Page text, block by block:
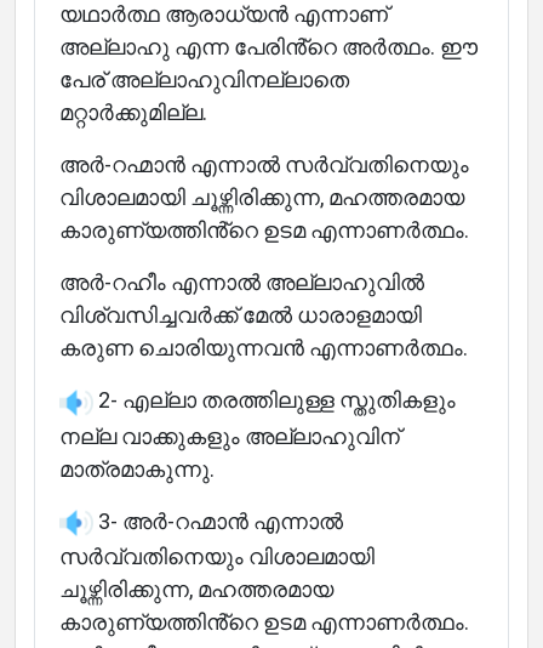
യഥാർത്ഥ ആരാധ്യൻ എന്നാണ്
അല്ലാഹു എന്ന പേരിൻ്റെ അർത്ഥം. ഈ
പേര് അല്ലാഹുവിനല്ലാതെ
മറ്റാർക്കുമില്ല.
അർ-റഹ്മാൻ എന്നാൽ സർവ്വതിനെയും
വിശാലമായി ചൂഴ്ന്നിരിക്കുന്ന, മഹത്തരമായ
കാരുണ്യത്തിൻ്റെ ഉടമ എന്നാണർത്ഥം.
അർ-റഹീം എന്നാൽ അല്ലാഹുവിൽ
വിശ്വസിച്ചവർക്ക് മേൽ ധാരാളമായി
കരുണ ചൊരിയുന്നവൻ എന്നാണർത്ഥം.
2- എല്ലാ തരത്തിലുള്ള സ്തുതികളും
നല്ല വാക്കുകളും അല്ലാഹുവിന്
മാത്രമാകുന്നു.
3- അർ-റഹ്മാൻ എന്നാൽ
സർവ്വതിനെയും വിശാലമായി
ചൂഴ്ന്നിരിക്കുന്ന, മഹത്തരമായ
കാരുണ്യത്തിൻ്റെ ഉടമ എന്നാണർത്ഥം.